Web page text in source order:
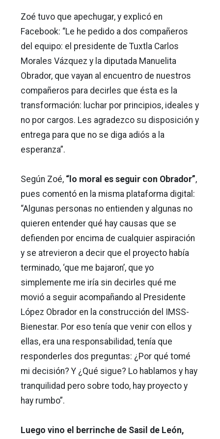
Zoé tuvo que apechugar, y explicó en
Facebook: “Le he pedido a dos compañeros
del equipo: el presidente de Tuxtla Carlos
Morales Vázquez y la diputada Manuelita
Obrador, que vayan al encuentro de nuestros
compañeros para decirles que ésta es la
transformación: luchar por principios, ideales y
no por cargos. Les agradezco su disposición y
entrega para que no se diga adiós a la
esperanza”.
Según Zoé, “lo moral es seguir con Obrador”,
pues comentó en la misma plataforma digital:
“Algunas personas no entienden y algunas no
quieren entender qué hay causas que se
defienden por encima de cualquier aspiración
y se atrevieron a decir que el proyecto había
terminado, ‘que me bajaron’, que yo
simplemente me iría sin decirles qué me
movió a seguir acompañando al Presidente
López Obrador en la construcción del IMSS-
Bienestar. Por eso tenía que venir con ellos y
ellas, era una responsabilidad, tenía que
responderles dos preguntas: ¿Por qué tomé
mi decisión? Y ¿Qué sigue? Lo hablamos y hay
tranquilidad pero sobre todo, hay proyecto y
hay rumbo”.
Luego vino el berrinche de Sasil de León,